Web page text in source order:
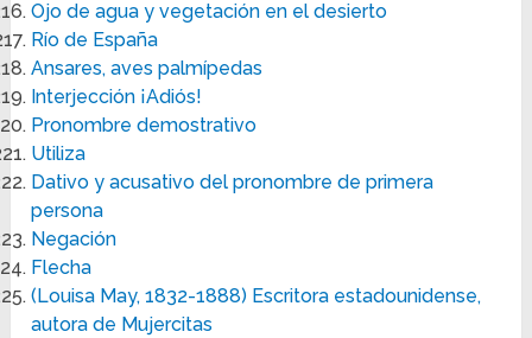
Ojo de agua y vegetación en el desierto
Río de España
Ansares, aves palmípedas
Interjección ¡Adiós!
Pronombre demostrativo
Utiliza
Dativo y acusativo del pronombre de primera
persona
Negación
Flecha
(Louisa May, 1832-1888) Escritora estadounidense,
autora de Mujercitas